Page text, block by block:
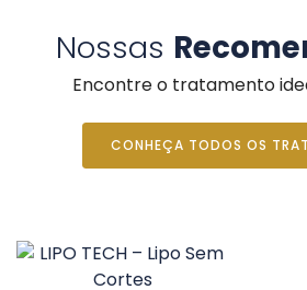
Nossas
Encontre o tratamento
CONHEÇA TODOS OS